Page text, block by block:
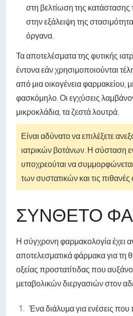
στη βελτίωση της κατάστασης
στην εξάλειψη της
όργανα.
Τα αποτελέσματα της φυτικής
έντονα εάν χρησιμοποιούνται
από μια οικογένεια φαρμακείου,
φασκόμηλο. Οι εγχύσεις
μικροκλάδια, τα ζεστά λουτρά.
Είναι αδύνατο να επιλέξετε
ιατρικών βοτάνων. Η σύσταση
υποχρεούται να
των συστατικών και τις πιθανές
ΣΎΝΘΕΤΟ
Η σύγχρονη φαρμακολογία έχει
αποτελεσματικά φάρμακα για τη
οξείας προστατίτιδας που
μεταβολικών διεργασιών στον
Ένα διάλυμα για ενέσεις που